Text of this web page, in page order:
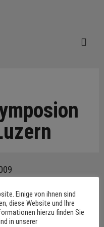
und
Einige von ihnen sind
diese Website und Ihre
hierzu finden Sie
in unserer